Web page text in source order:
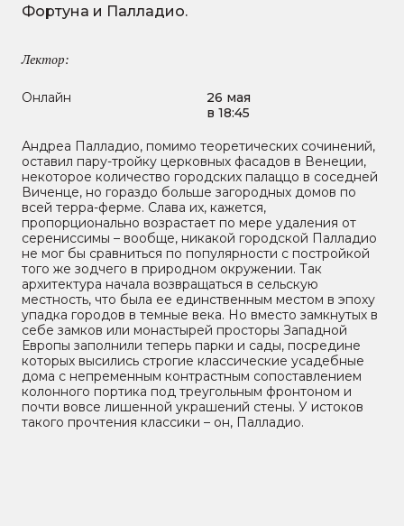
Фортуна и Палладио.
Лектор:
Андреа Палладио, помимо теоретических сочинений,
оставил пару-тройку церковных фасадов в Венеции,
некоторое количество городских палаццо в соседней
Виченце, но гораздо больше загородных домов по
всей терра-ферме. Слава их, кажется,
пропорционально возрастает по мере удаления от
серениссимы – вообще, никакой городской Палладио
не мог бы сравниться по популярности с постройкой
того же зодчего в природном окружении. Так
архитектура начала возвращаться в сельскую
местность, что была ее единственным местом в эпоху
упадка городов в темные века. Но вместо замкнутых в
себе замков или монастырей просторы Западной
Европы заполнили теперь парки и сады, посредине
которых высились строгие классические усадебные
дома с непременным контрастным сопоставлением
колонного портика под треугольным фронтоном и
почти вовсе лишенной украшений стены. У истоков
такого прочтения классики – он, Палладио.
Онлайн
26 мая
в 18:45